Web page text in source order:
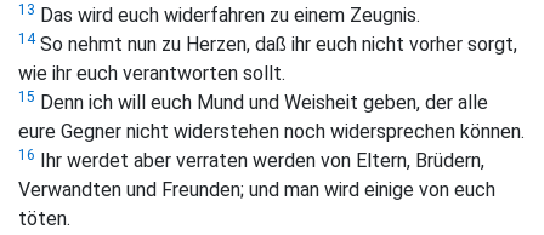
13 Das wird euch widerfahren zu einem Zeugnis.
14 So nehmt nun zu Herzen, daß ihr euch nicht vorher sorgt,
wie ihr euch verantworten sollt.
15 Denn ich will euch Mund und Weisheit geben, der alle
eure Gegner nicht widerstehen noch widersprechen können.
16
Ihr werdet aber verraten werden von Eltern, Brüdern,
Verwandten und Freunden; und man wird einige von euch
töten.